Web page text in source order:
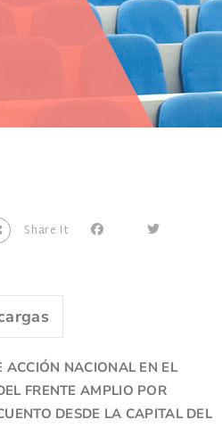
Share It
ACCIÓN NACIONAL EN EL
FRENTE AMPLIO POR
DESDE LA CAPITAL DEL